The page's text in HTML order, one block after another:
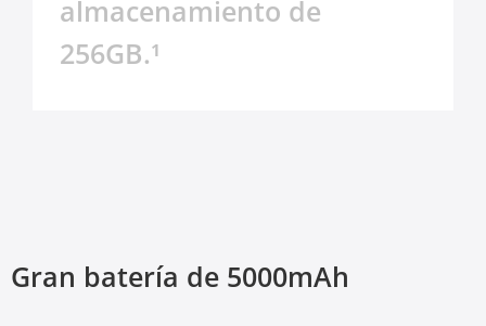
almacenamiento de
256GB.¹
Carga SUPERVOOC de 33W³
Gran batería de 5000mAh